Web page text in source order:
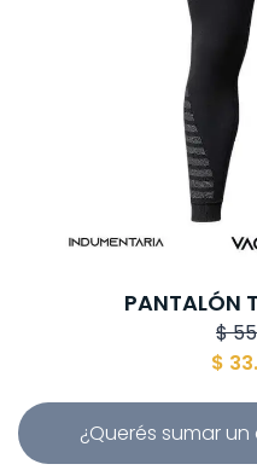
PANTALÓN
$
$
¿Querés sumar